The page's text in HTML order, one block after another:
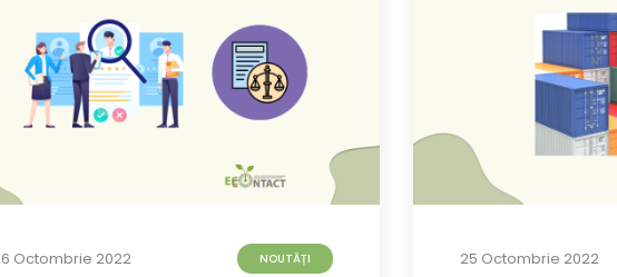
Octombrie 2022 NOUTĂȚI 25 Octombrie 2022